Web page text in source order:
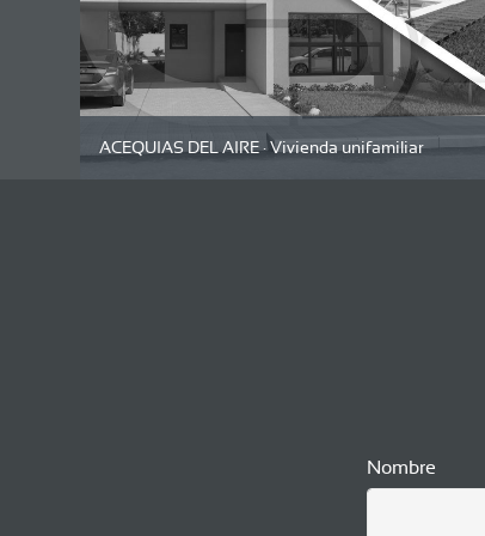
ACEQUIAS DEL AIRE · Vivienda unifamiliar
Nombre